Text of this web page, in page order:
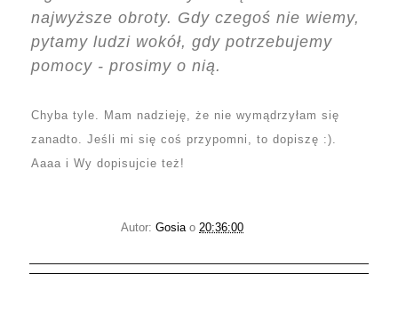
najwyższe obroty. Gdy czegoś nie wiemy,
pytamy ludzi wokół, gdy potrzebujemy
pomocy - prosimy o nią.
Chyba tyle. Mam nadzieję, że nie wymądrzyłam się
zanadto. Jeśli mi się coś przypomni, to dopiszę :).
Aaaa i Wy dopisujcie też!
Autor:Gosia o20:36:00